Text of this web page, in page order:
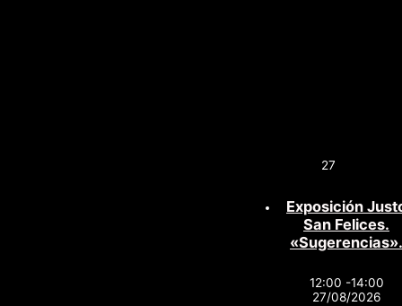
27
Exposición
San Felices.
«Sugerencias».
12:00 -14:00
27/08/2026